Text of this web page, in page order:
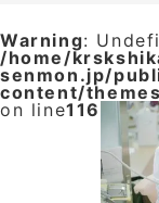
Warning:
/home/
senmon.jp/
content/
on line116